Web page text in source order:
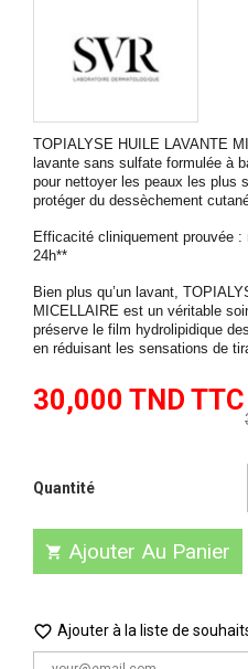
TOPIALYSE HUILE LAVANTE
lavante sans sulfate formulée à
pour nettoyer les peaux les plus
protéger du dessèchement
Efficacité cliniquement prouvée :
24h**
Bien plus qu’un lavant,
MICELLAIRE est un véritable
préserve le film hydrolipidique
en réduisant les sensations de
30,000 TND TTC
Quantité
 Ajouter Au Panier
 Ajouter à la liste de